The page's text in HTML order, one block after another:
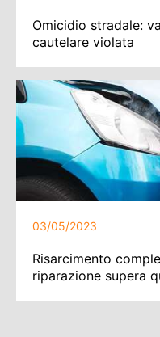
Omicidio stradale:
cautelare violata
03/05/2023
Risarcimento
riparazione supera